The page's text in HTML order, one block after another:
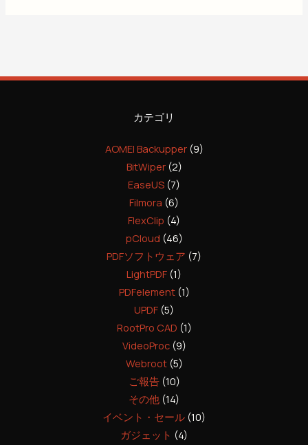
カテゴリ
AOMEI Backupper(9)
BitWiper(2)
EaseUS (7)
Filmora (6)
FlexClip (4)
pCloud (46)
PDFソフトウェア (7)
LightPDF (1)
PDFelement(1)
UPDF (5)
RootPro CAD (1)
VideoProc(9)
Webroot(5)
ご報告(10)
その他 (14)
イベント・セール (10)
ガジェット (4)